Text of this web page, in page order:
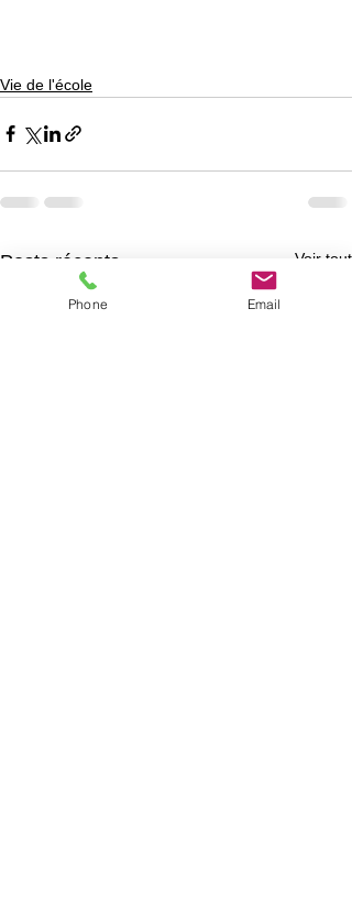
Vie de l'école
Posts récents Voir tout
Phone Email